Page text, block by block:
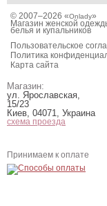
© 2007–2026 «Onlady»
Магазин женской
белья и купальников
Пользовательское
Политика
Карта сайта
Магазин:
ул. Ярославская,
15/23
Киев 04071 Украина
схема проезда
Принимаем к оплате